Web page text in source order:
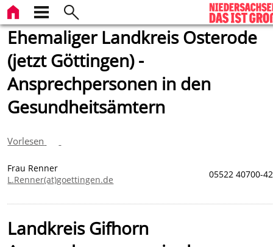
Ehemaliger Landkreis Osterode
(jetzt Göttingen) -
Ansprechpersonen in den
Gesundheitsämtern
Vorlesen
Frau Renner
L.Renner(at)goettingen.de
05522 40700-42
Landkreis Gifhorn